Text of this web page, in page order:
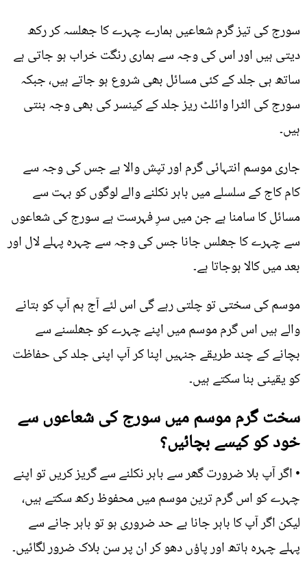
سورج کی تیز گرم شعاعیں ہمارے چہرے کا جھلسہ کر رکھ
دیتی ہیں اور اس کی وجہ سے ہماری رنگت خراب ہو جاتی ہے
ساتھ ہی جلد کے کئی مسائل بھی شروع ہو جاتے ہیں، جبکہ
سورج کی الٹرا وائلٹ ریز جلد کے کینسر کی بھی وجہ بنتی
ہیں۔
جاری موسم انتہائی گرم اور تپش والا ہے جس کی وجہ سے
کام کاج کے سلسلے میں باہر نکلنے والے لوگوں کو بہت سے
مسائل کا سامنا ہے جن میں سرِ فہرست ہے سورج کی شعاعوں
سے چہرے کا جھلس جانا جس کی وجہ سے چہرہ پہلے لال اور
بعد میں کالا ہوجاتا ہے۔
موسم کی سختی تو چلتی رہے گی اس لئے آج ہم آپ کو بتانے
والے ہیں اس گرم موسم میں اپنے چہرے کو جھلسنے سے
بچانے کے چند طریقے جنہیں اپنا کر آپ اپنی جلد کی حفاظت
کو یقینی بنا سکتے ہیں۔
سخت گرم موسم میں سورج کی شعاعوں سے
خود کو کیسے بچائیں؟
• اگر آپ بلا ضرورت گھر سے باہر نکلنے سے گریز کریں تو اپنے
چہرے کو اس گرم ترین موسم میں محفوظ رکھ سکتے ہیں،
لیکن اگر آپ کا باہر جانا بے حد ضروری ہو تو باہر جانے سے
پہلے چہرہ ہاتھ اور پاؤں دھو کر ان پر سن بلاک ضرور لگائیں۔